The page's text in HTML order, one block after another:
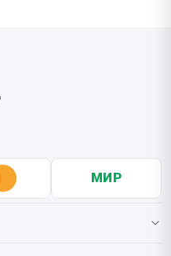
к системе и заранее
МИР